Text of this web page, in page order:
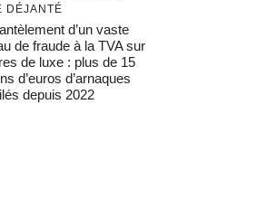
DÉJANTÉ
d’un vaste
de fraude à la TVA sur
de luxe : plus de 15
d’euros d’arnaques
depuis 2022